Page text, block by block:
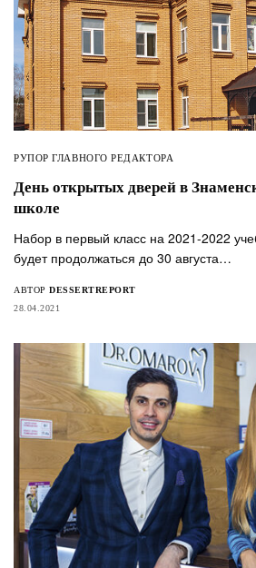
РУПОР ГЛАВНОГО РЕДАКТОРА
День открытых дверей в
школе
Набор в первый класс на 2021-2022
будет продолжаться до 30 августа…
АВТОР DESSERTREPORT
28.04.2021